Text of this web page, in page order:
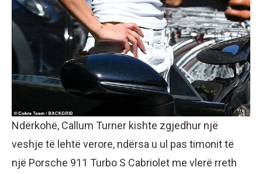
Ndërkohë, Callum Turner kishte zgjedhur një
veshje të lehtë verore, ndërsa u ul pas timonit të
një Porsche 911 Turbo S Cabriolet me vlerë rreth